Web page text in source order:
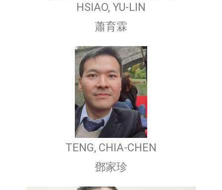
HSIAO, YU-LIN
蕭育霖
TENG, CHIA-CHEN
鄧家珍